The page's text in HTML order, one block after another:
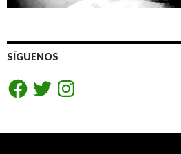
SÍGUENOS
FacebookTwitterInstagram